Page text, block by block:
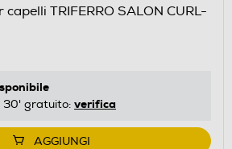
TRIFERRO SALON CURL-
30' gratuito: verifica
AGGIUNGI